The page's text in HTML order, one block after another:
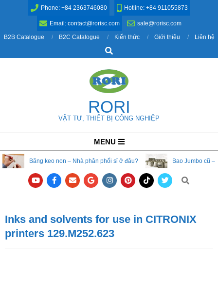
Phone: +84 2363746080 Hotline: +84 911055873
Email: contact@rorisc.com
sale@rorisc.com
B2B Catalogue
B2C Catalogue Kiến thức Giới thiệu
Liên hệ
Search
RORI
VẬT TƯ, THIẾT BỊ CÔNG NGHIỆP
Navigation
Menu
MENU
Băng keo non – Nhà phân phối sỉ ở đâu? Bao Jumbo cũ –
Search
Inks and solvents for use in CITRONIX
printers 129.M252.623